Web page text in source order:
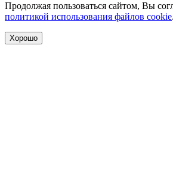
Продолжая пользоваться сайтом, Вы
политикой использования файлов cookie.
Хорошо